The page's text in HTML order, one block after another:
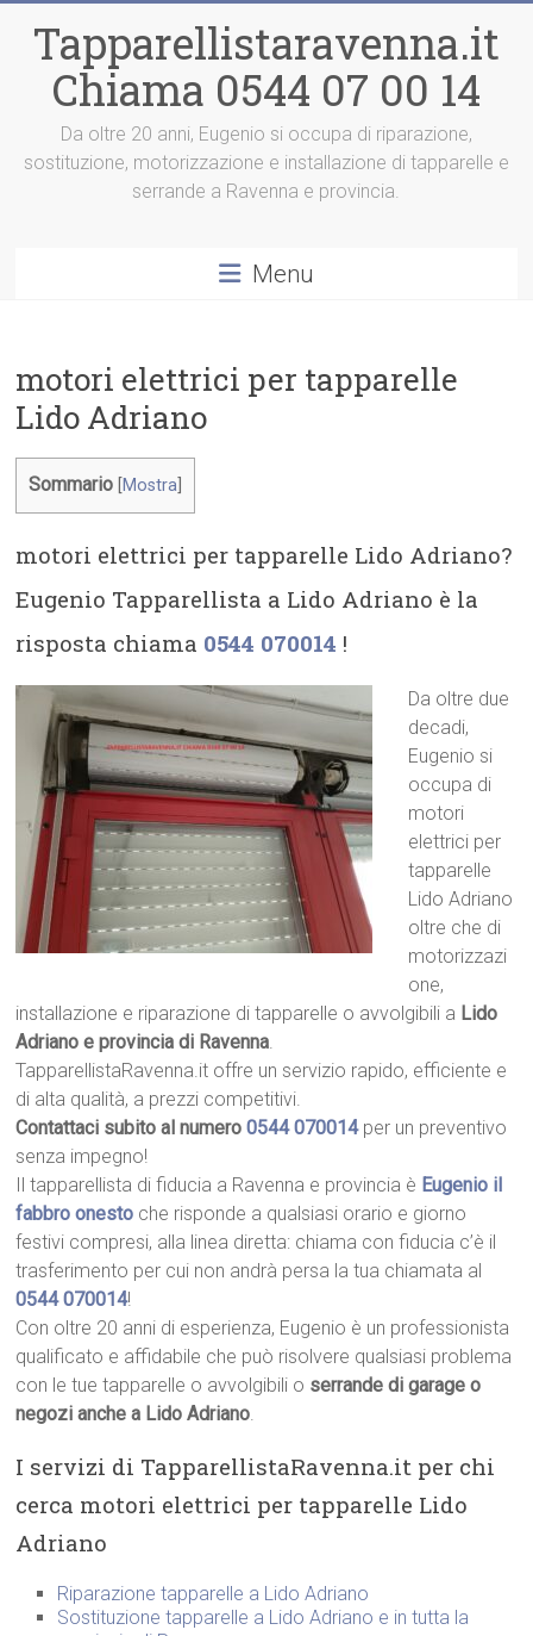
contenuto
Tapparellistaravenna.it
Chiama 0544 07 00 14
Da oltre 20 anni, Eugenio si occupa di riparazione,
sostituzione, motorizzazione e installazione di tapparelle e
serrande a Ravenna e provincia.
Menu
motori elettrici per tapparelle
Lido Adriano
Sommario Mostra
motori elettrici per tapparelle Lido Adriano?
Eugenio Tapparellista a Lido Adriano è la
risposta chiama 0544 070014 !
Da oltre due
decadi,
Eugenio si
occupa di
motori
elettrici per
tapparelle
Lido Adriano
oltre che di
motorizzazi
one,
installazione e riparazione di tapparelle o avvolgibili a Lido
Adriano e provincia di Ravenna.
TapparellistaRavenna.it offre un servizio rapido, efficiente e
di alta qualità, a prezzi competitivi.
Contattaci subito al numero0544 070014per un preventivo
senza impegno!
Il tapparellista di fiducia a Ravenna e provincia è Eugenio il
fabbro onesto che risponde a qualsiasi orario e giorno
festivi compresi, alla linea diretta: chiama con fiducia c’è il
trasferimento per cui non andrà persa la tua chiamata al
0544 070014!
Con oltre 20 anni di esperienza, Eugenio è un professionista
qualificato e affidabile che può risolvere qualsiasi problema
con le tue tapparelle o avvolgibili o serrande di garage o
negozi anche a Lido Adriano.
I servizi di TapparellistaRavenna.it per chi
cerca motori elettrici per tapparelle Lido
Adriano
Riparazione tapparelle a Lido Adriano
Sostituzione tapparelle a Lido Adriano e in tutta la